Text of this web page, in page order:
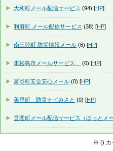
大和町メール配信サービス (94) [HP]
利府町 メール配信サービス (38) [HP]
南三陸町 防災情報メール (6) [HP]
東松島市メールサービス (0) [HP]
富谷町安全安心メール (0) [HP]
美里町 防災ナビみさと (0) [HP]
亘理町メール配信サービス（ほっとメー
※ () カ